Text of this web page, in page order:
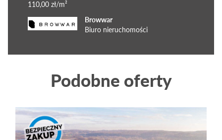
110,00 zł/m²
Browwar
Biuro nieruchomości
Podobne oferty